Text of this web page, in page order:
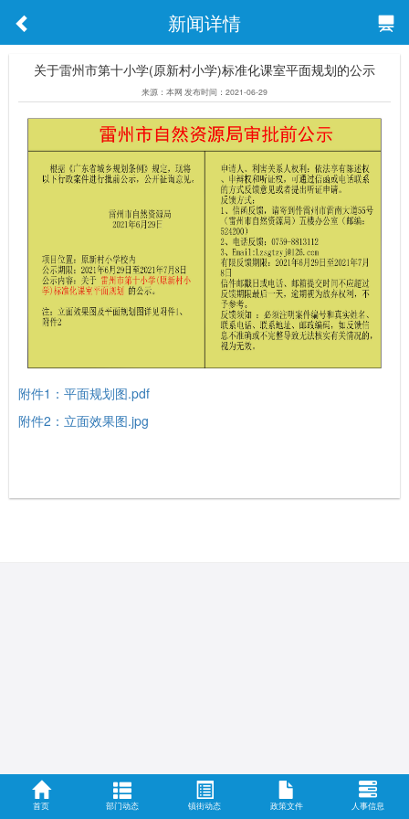
新闻详情
关于雷州市第十小学(原新村小学)标准化课室平面规划的公示
来源：本网 发布时间：2021-06-29
附件1：平面规划图.pdf
附件2：立面效果图.jpg
首页 部门动态 镇街动态 政策文件 人事信息